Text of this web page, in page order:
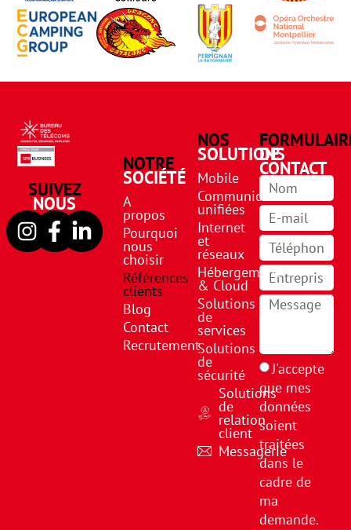
SUIVEZ
NOUS
NOTRE
SOCIÉTÉ
A
propos
Pourquoi
nous
choisir
Références
clients
Blog
Contact
Recrutement
NOS
SOLUTIONS
Mobile
Communications
unifiées
Internet
et
réseaux
Hébergement
& Cloud
Solutions
de
services
Solutions
de
sécurité
Solutions
de
relation
client
Messagerie
DE
CONTACT
J'accepte
que mes
données
soient
traitées
dans le
cadre de
ma
demande.